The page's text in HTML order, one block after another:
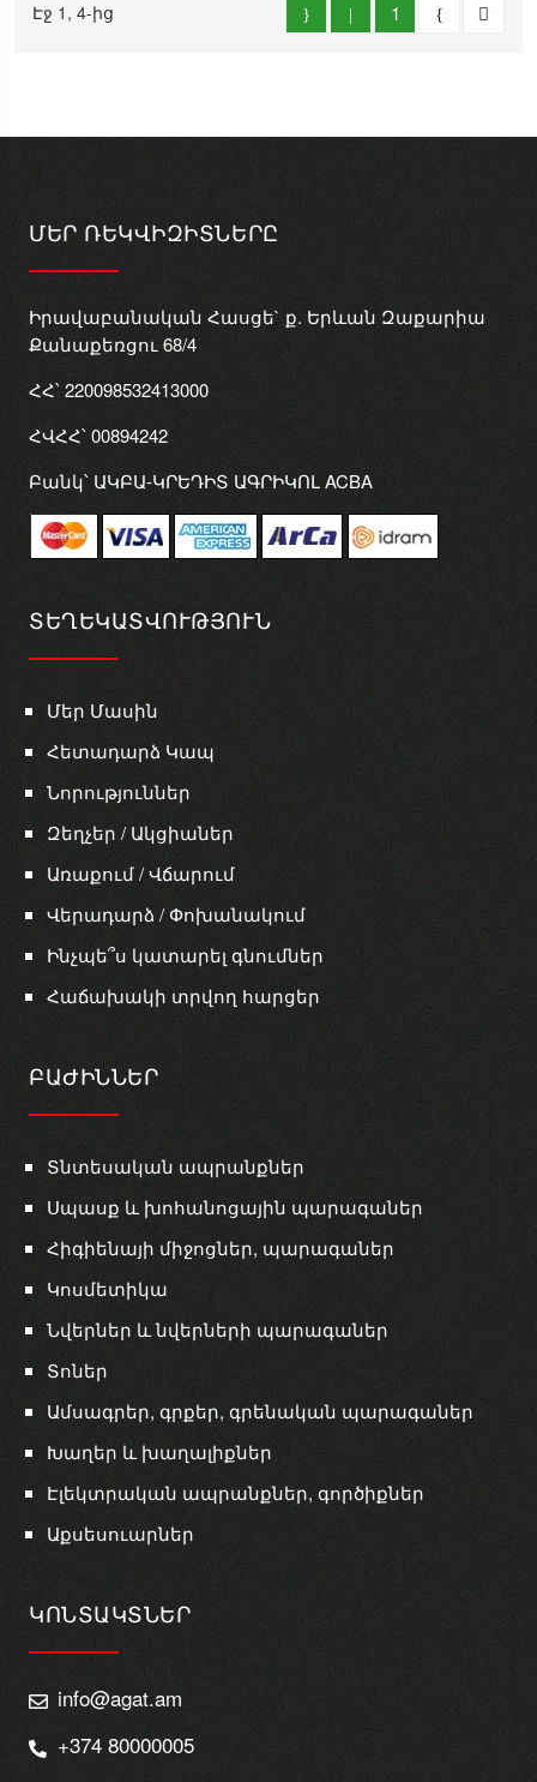
Էջ 1, 4-ից 1
ՄԵՐ ՌԵԿՎԻԶԻՏՆԵՐԸ
Իրավաբանական Հասցե` ք. Երևան Զաքարիա
Քանաքեռցու 68/4
ՀՀ՝ 220098532413000
ՀՎՀՀ՝ 00894242
Բանկ՝ ԱԿԲԱ-ԿՐԵԴԻՏ ԱԳՐԻԿՈԼ ACBA
ՏԵՂԵԿԱՏՎՈՒԹՅՈՒՆ
Մեր Մասին
Հետադարձ Կապ
Նորություններ
Զեղչեր / Ակցիաներ
Առաքում / Վճարում
Վերադարձ / Փոխանակում
Ինչպե՞ս կատարել գնումներ
Հաճախակի տրվող հարցեր
ԲԱԺԻՆՆԵՐ
Տնտեսական ապրանքներ
Սպասք և խոհանոցային պարագաներ
Հիգիենայի միջոցներ, պարագաներ
Կոսմետիկա
Նվերներ և նվերների պարագաներ
Տոներ
Ամսագրեր, գրքեր, գրենական պարագաներ
Խաղեր և խաղալիքներ
Էլեկտրական ապրանքներ, գործիքներ
Աքսեսուարներ
ԿՈՆՏԱԿՏՆԵՐ
info@agat.am
+374 80000005